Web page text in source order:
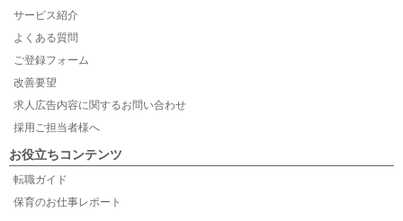
サービス紹介
よくある質問
ご登録フォーム
改善要望
求人広告内容に関するお問い合わせ
採用ご担当者様へ
お役立ちコンテンツ
転職ガイド
保育のお仕事レポート